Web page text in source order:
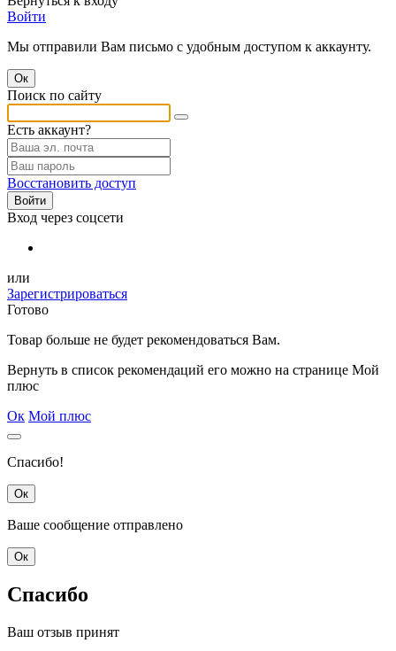
Войти
Мы отправили Вам письмо с удобным доступом к аккаунту.
Ок
Поиск по сайту
Есть аккаунт?
Восстановить доступ
Войти
Вход через соцсети
или
Зарегистрироваться
Готово
Товар больше не будет рекомендоваться Вам.
Вернуть в список рекомендаций его можно на странице Мой
плюс
Ок Мой плюс
Спасибо!
Ок
Ваше сообщение отправлено
Ок
Спасибо
Ваш отзыв принят